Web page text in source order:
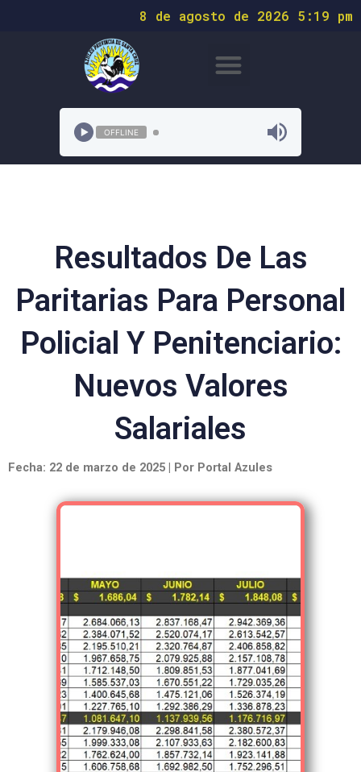
8 de agosto de 2026 5:19 pm
OFFLINE
Resultados De Las
Paritarias Para Personal
Policial Y Penitenciario:
Nuevos Valores
Salariales
Fecha: 22 de marzo de 2025 | Por Portal Azules